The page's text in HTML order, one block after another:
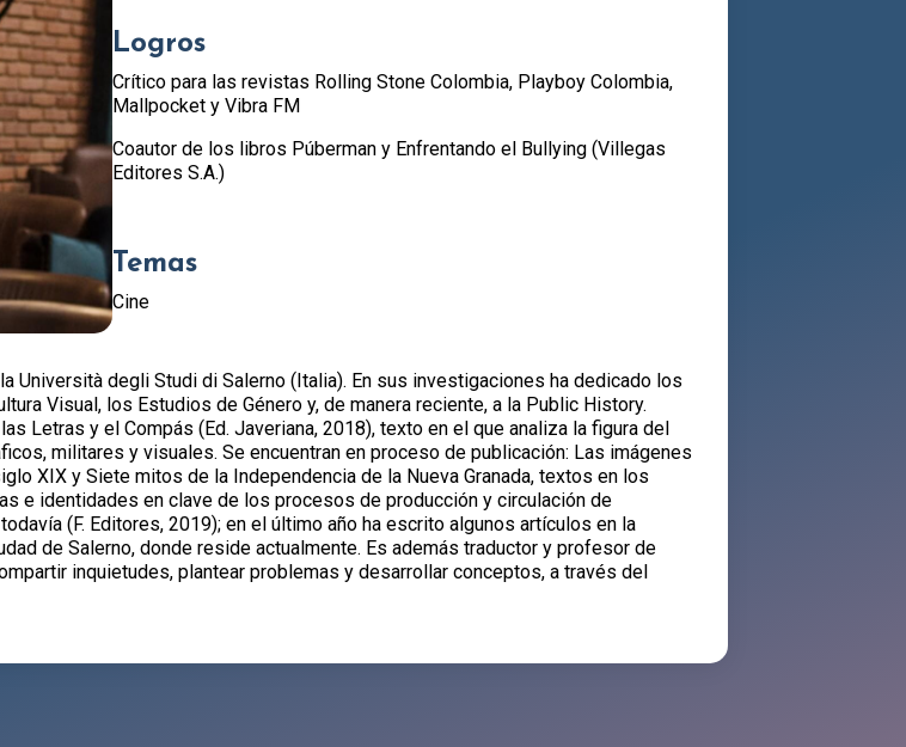
Logros
Crítico para las revistas Rolling Stone Colombia, Playboy Colombia,
Mallpocket y Vibra FM
Coautor de los libros Púberman y Enfrentando el Bullying (Villegas
Editores S.A.)
Temas
Cine
Università degli Studi di Salerno (Italia). En sus investigaciones ha dedicado los
Visual, los Estudios de Género y, de manera reciente, a la Public History.
Letras y el Compás (Ed. Javeriana, 2018), texto en el que analiza la figura del
militares y visuales. Se encuentran en proceso de publicación: Las imágenes
XIX y Siete mitos de la Independencia de la Nueva Granada, textos en los
e identidades en clave de los procesos de producción y circulación de
(F. Editores, 2019); en el último año ha escrito algunos artículos en la
de Salerno, donde reside actualmente. Es además traductor y profesor de
inquietudes, plantear problemas y desarrollar conceptos, a través del